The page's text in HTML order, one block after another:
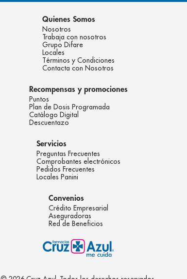
Quienes Somos
Nosotros
Trabaja con nosotros
Grupo Difare
Locales
Términos y Condiciones
Contacta con Nosotros
Recompensas y promociones
Puntos
Plan de Dosis Programada
Catálogo Digital
Descuentazo
Servicios
Preguntas Frecuentes
Comprobantes electrónicos
Pedidos Frecuentes
Locales Panini
Convenios
Crédito Empresarial
Aseguradoras
Red de Beneficios